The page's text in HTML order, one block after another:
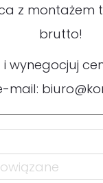
z montażem
brutto!
wynegocjuj
mail: